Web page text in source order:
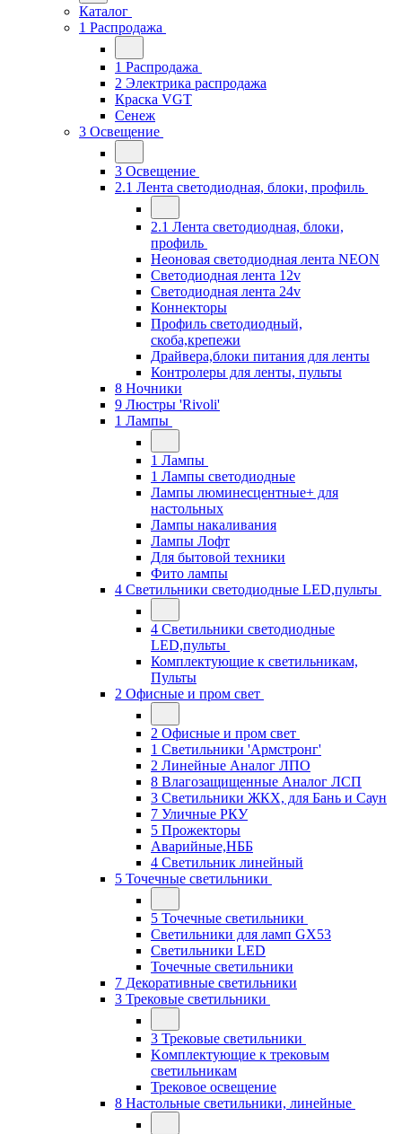
Каталог
1 Распродажа
1 Распродажа
2 Электрика распродажа
Краска VGT
Сенеж
3 Освещение
3 Освещение
2.1 Лента светодиодная, блоки, профиль
2.1 Лента светодиодная, блоки,
профиль
Неоновая светодиодная лента NEON
Светодиодная лента 12v
Светодиодная лента 24v
Коннекторы
Профиль светодиодный,
скоба,крепежи
Драйвера,блоки питания для ленты
Контролеры для ленты, пульты
8 Ночники
9 Люстры 'Rivoli'
1 Лампы
1 Лампы
1 Лампы светодиодные
Лампы люминесцентные+ для
настольных
Лампы накаливания
Лампы Лофт
Для бытовой техники
Фито лампы
4 Светильники светодиодные LED,пульты
4 Светильники светодиодные
LED,пульты
Комплектующие к светильникам,
Пульты
2 Офисные и пром свет
2 Офисные и пром свет
1 Светильники 'Армстронг'
2 Линейные Аналог ЛПО
8 Влагозащищенные Аналог ЛСП
3 Светильники ЖКХ, для Бань и Саун
7 Уличные РКУ
5 Прожекторы
Аварийные,НББ
4 Светильник линейный
5 Точечные светильники
5 Точечные светильники
Светильники для ламп GХ53
Cветильники LED
Точечные светильники
7 Декоративные светильники
3 Трековые светильники
3 Трековые светильники
Kомплектующие к трековым
светильникам
Трековое освещение
8 Настольные светильники, линейные